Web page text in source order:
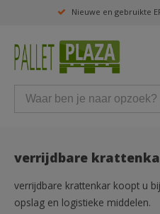
Nieuwe en gebruikte
verrijdbare
verrijdbare krattenkar koopt u
opslag en logistieke middelen.